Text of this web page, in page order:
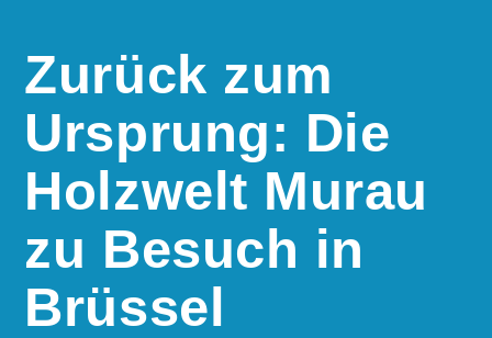
Zurück zum
Ursprung: Die
Holzwelt Murau
zu Besuch in
Brüssel